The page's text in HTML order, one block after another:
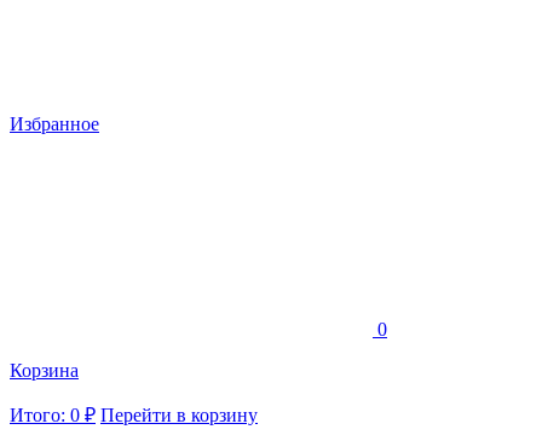
Избранное
0
Корзина
Итого: 0 ₽ Перейти в корзину